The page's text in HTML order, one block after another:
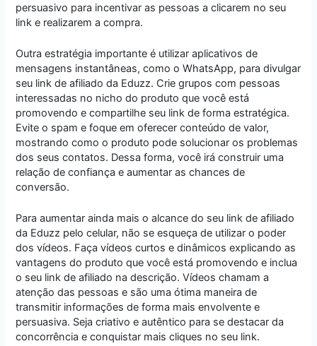
persuasivo para incentivar as pessoas a clicarem no seu
link e realizarem a compra.
Outra estratégia importante é utilizar aplicativos de
mensagens instantâneas, como o WhatsApp, para divulgar
seu link de afiliado da Eduzz. Crie grupos com pessoas
interessadas no nicho do produto que você está
promovendo e compartilhe seu link de forma estratégica.
Evite o spam e foque em oferecer conteúdo de valor,
mostrando como o produto pode solucionar os problemas
dos seus contatos. Dessa forma, você irá construir uma
relação de confiança e aumentar as chances de
conversão.
Para aumentar ainda mais o alcance do seu link de afiliado
da Eduzz pelo celular, não se esqueça de utilizar o poder
dos vídeos. Faça vídeos curtos e dinâmicos explicando as
vantagens do produto que você está promovendo e inclua
o seu link de afiliado na descrição. Vídeos chamam a
atenção das pessoas e são uma ótima maneira de
transmitir informações de forma mais envolvente e
persuasiva. Seja criativo e autêntico para se destacar da
concorrência e conquistar mais cliques no seu link.